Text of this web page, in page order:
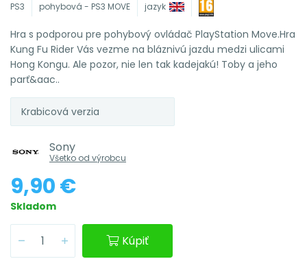
PS3 pohybová - PS3 MOVE jazyk
Hra s podporou pre pohybový ovládač PlayStation Move.Hra
Kung Fu Rider Vás vezme na bláznivú jazdu medzi ulicami
Hong Kongu. Ale pozor, nie len tak kadejakú! Toby a jeho
parť&aac..
Krabicová verzia
Sony
Všetko od výrobcu
9,90 €
Skladom
Kúpiť